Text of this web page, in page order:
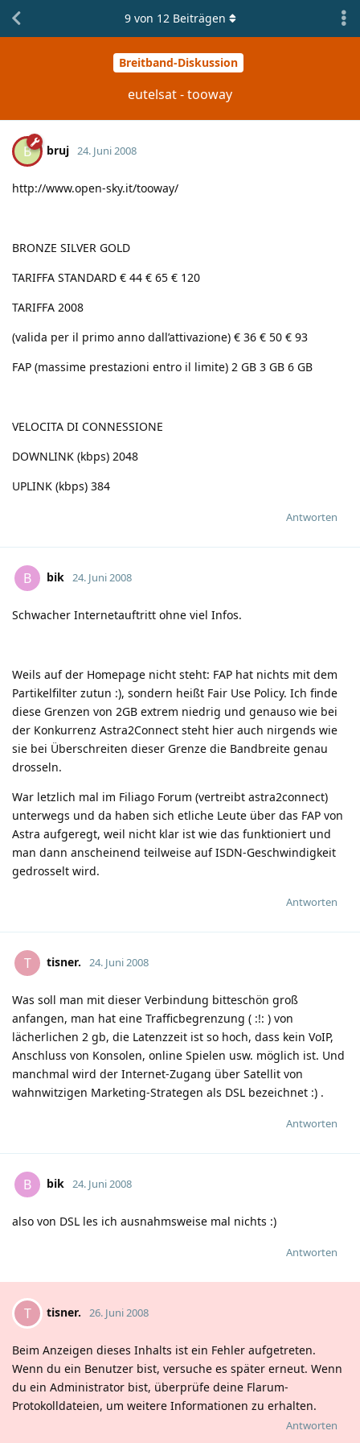
Breitband-Diskussion
eutelsat - tooway
9von 12Beiträgen
B bruj 24. Juni 2008
http://www.open-sky.it/tooway/
BRONZE SILVER GOLD
TARIFFA STANDARD € 44 € 65 € 120
TARIFFA 2008
(valida per il primo anno dall’attivazione) € 36 € 50 € 93
FAP (massime prestazioni entro il limite) 2 GB 3 GB 6 GB
VELOCITA DI CONNESSIONE
DOWNLINK (kbps) 2048
UPLINK (kbps) 384
Antworten
B bik 24. Juni 2008
Schwacher Internetauftritt ohne viel Infos.
Weils auf der Homepage nicht steht: FAP hat nichts mit dem
Partikelfilter zutun :), sondern heißt Fair Use Policy. Ich finde
diese Grenzen von 2GB extrem niedrig und genauso wie bei
der Konkurrenz Astra2Connect steht hier auch nirgends wie
sie bei Überschreiten dieser Grenze die Bandbreite genau
drosseln.
War letzlich mal im Filiago Forum (vertreibt astra2connect)
unterwegs und da haben sich etliche Leute über das FAP von
Astra aufgeregt, weil nicht klar ist wie das funktioniert und
man dann anscheinend teilweise auf ISDN-Geschwindigkeit
gedrosselt wird.
Antworten
T tisner. 24. Juni 2008
Was soll man mit dieser Verbindung bitteschön groß
anfangen, man hat eine Trafficbegrenzung ( :!: ) von
lächerlichen 2 gb, die Latenzzeit ist so hoch, dass kein VoIP,
Anschluss von Konsolen, online Spielen usw. möglich ist. Und
manchmal wird der Internet-Zugang über Satellit von
wahnwitzigen Marketing-Strategen als DSL bezeichnet :) .
Antworten
B bik 24. Juni 2008
also von DSL les ich ausnahmsweise mal nichts :)
Antworten
T tisner. 26. Juni 2008
Beim Anzeigen dieses Inhalts ist ein Fehler aufgetreten.
Wenn du ein Benutzer bist, versuche es später erneut. Wenn
du ein Administrator bist, überprüfe deine Flarum-
Protokolldateien, um weitere Informationen zu erhalten.
Antworten